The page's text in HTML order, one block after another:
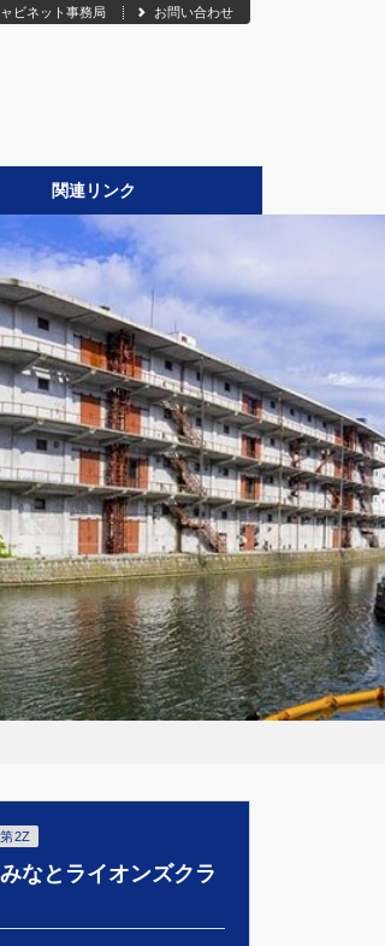
ビネット事務局 お問い合わせ
関連リンク
2Z
なとライオンズクラ